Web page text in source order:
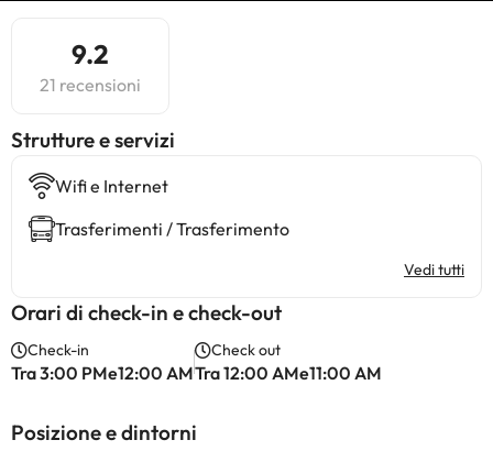
9.2
21 recensioni
​Strutture e servizi
Wifi e Internet
Trasferimenti / Trasferimento
Vedi tutti
Orari di check-in e check-out
Check-in
Tra 3:00 PMe12:00 AM
Check out
Tra 12:00 AMe11:00 AM
Posizione e dintorni